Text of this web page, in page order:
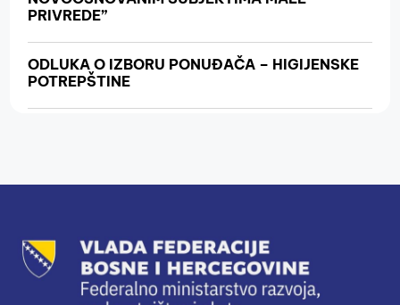
PRIVREDE”
ODLUKA O IZBORU PONUĐAČA – HIGIJENSKE
POTREPŠTINE